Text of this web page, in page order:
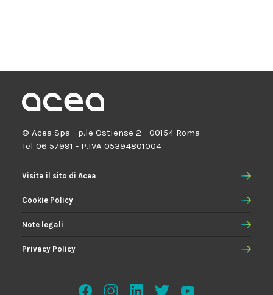
© Acea Spa - p.le Ostiense 2 - 00154 Roma
Tel 06 57991 - P.IVA 05394801004
Visita il sito di Acea
Cookie Policy
Note legali
Privacy Policy